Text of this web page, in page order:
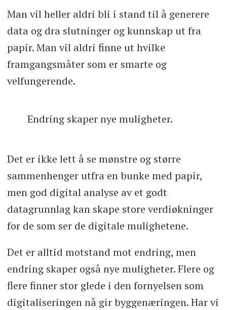
Man vil heller aldri bli i stand til å generere
data og dra slutninger og kunnskap ut fra
papir. Man vil aldri finne ut hvilke
framgangsmåter som er smarte og
velfungerende.
Endring skaper nye muligheter.
Det er ikke lett å se mønstre og større
sammenhenger utfra en bunke med papir,
men god digital analyse av et godt
datagrunnlag kan skape store verdiøkninger
for de som ser de digitale mulighetene.
Det er alltid motstand mot endring, men
endring skaper også nye muligheter. Flere og
flere finner stor glede i den fornyelsen som
digitaliseringen nå gir byggenæringen. Har vi